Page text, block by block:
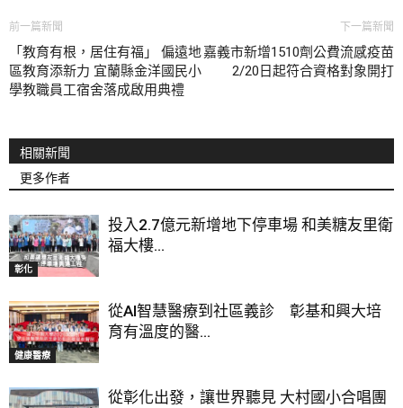
前一篇新聞
「教育有根，居住有福」 偏遠地
區教育添新力 宜蘭縣金洋國民小
學教職員工宿舍落成啟用典禮
下一篇新聞
嘉義市新增1510劑公費流感疫苗
2/20日起符合資格對象開打
相關新聞
更多作者
彰化
投入2.7億元新增地下停車場 和美糖友里衛
福大樓...
健康醫療
從AI智慧醫療到社區義診 彰基和興大培
育有溫度的醫...
從彰化出發，讓世界聽見 大村國小合唱團